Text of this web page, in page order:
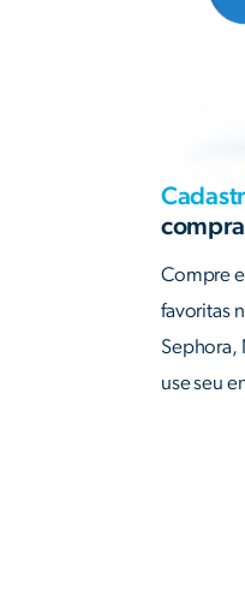
Compre
favoritas
Sephora,
use seu